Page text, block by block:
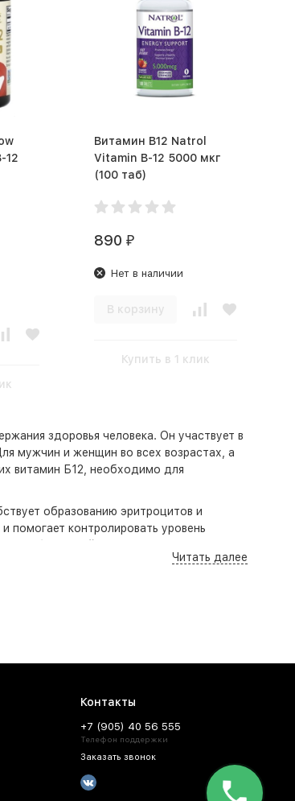
12
Витамин B12 Natrol
Vitamin B-12 5000 мкг
(100 таб)
890 ₽
Нет в наличии
В корзину
Купить в 1 клик
здоровья человека. Он участвует в
мужчин и женщин во всех возрастах, а
витамин Б12, необходимо для
образованию эритроцитов и
помогает контролировать уровень
заболеваний.
важно обратить внимание на
здорового обмена веществ и
что особенно важно для людей,
часто указывают на положительное
В условиях активного роста и
может быть рекомендовано
Читать далее
Контакты
+7 (905) 40 56 555
Телефон поддержки
Заказать звонок